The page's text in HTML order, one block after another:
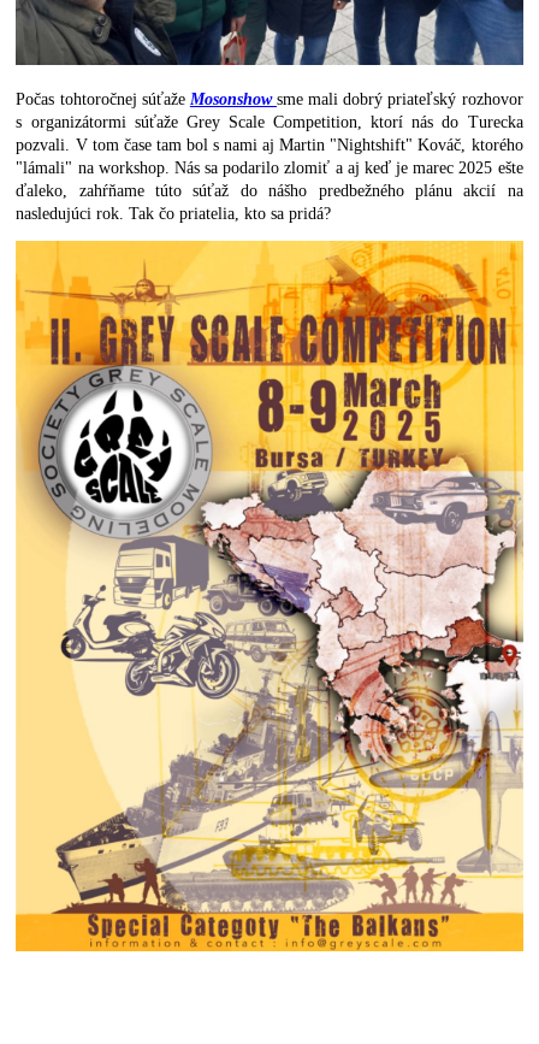
Počas tohtoročnej súťaže Mosonshow sme mali dobrý priateľský rozhovor
s organizátormi súťaže Grey Scale Competition, ktorí nás do Turecka
pozvali. V tom čase tam bol s nami aj Martin "Nightshift" Kováč, ktorého
"lámali" na workshop. Nás sa podarilo zlomiť a aj keď je marec 2025 ešte
ďaleko, zahŕňame túto súťaž do nášho predbežného plánu akcií na
nasledujúci rok. Tak čo priatelia, kto sa pridá?